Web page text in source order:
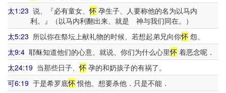
太1:23 说、『必有童女、怀 孕生子、人要称他的名为以马内
利。』（以马内利翻出来、就是 神与我们同在。）
太5:23 所以你在祭坛上献礼物的时候、若想起弟兄向你怀 怨、
太9:4 耶稣知道他们的心意、就说、你们为什么心里怀 着恶念呢．
太24:19 当那些日子、怀 孕的和奶孩子的有祸了。
可6:19 于是希罗底怀恨他、想要杀他．只是不能．